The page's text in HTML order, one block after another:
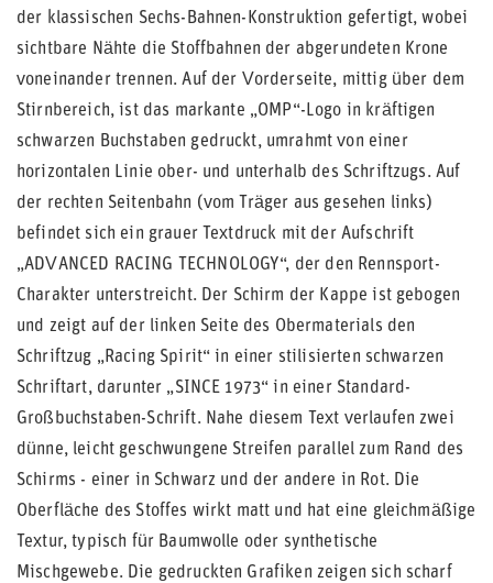
der klassischen Sechs-Bahnen-Konstruktion gefertigt, wobei
sichtbare Nähte die Stoffbahnen der abgerundeten Krone
voneinander trennen. Auf der Vorderseite, mittig über dem
Stirnbereich, ist das markante „OMP“-Logo in kräftigen
schwarzen Buchstaben gedruckt, umrahmt von einer
horizontalen Linie ober- und unterhalb des Schriftzugs. Auf
der rechten Seitenbahn (vom Träger aus gesehen links)
befindet sich ein grauer Textdruck mit der Aufschrift
„ADVANCED RACING TECHNOLOGY“, der den Rennsport-
Charakter unterstreicht. Der Schirm der Kappe ist gebogen
und zeigt auf der linken Seite des Obermaterials den
Schriftzug „Racing Spirit“ in einer stilisierten schwarzen
Schriftart, darunter „SINCE 1973“ in einer Standard-
Großbuchstaben-Schrift. Nahe diesem Text verlaufen zwei
dünne, leicht geschwungene Streifen parallel zum Rand des
Schirms - einer in Schwarz und der andere in Rot. Die
Oberfläche des Stoffes wirkt matt und hat eine gleichmäßige
Textur, typisch für Baumwolle oder synthetische
Mischgewebe. Die gedruckten Grafiken zeigen sich scharf